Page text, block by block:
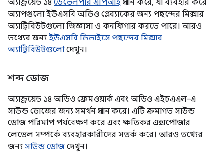
অ্যান্ড্রয়েড ১৪ ডেভেলপার এপিআই প্রদান করে, যা ব্যবহার করে
অ্যাপগুলো ইউএসবি অডিও প্লেব্যাকের জন্য পছন্দের মিক্সার
অ্যাট্রিবিউটগুলো জিজ্ঞাসা ও কনফিগার করতে পারে। আরও
তথ্যের জন্য ইউএসবি ডিভাইসে পছন্দের মিক্সার
অ্যাট্রিবিউটগুলোদেখুন।
শব্দ ডোজ
অ্যান্ড্রয়েড ১৪ অডিও ফ্রেমওয়ার্ক এবং অডিও এইচএএল-এ
সাউন্ড ডোজের জন্য সমর্থন প্রদান করে। এটি ক্রমাগত সাউন্ড
ডোজ পরিমাপ পর্যবেক্ষণ করে এবং ক্ষতিকর এক্সপোজার
লেভেল সম্পর্কে ব্যবহারকারীদের সতর্ক করে। আরও তথ্যের
জন্য সাউন্ড ডোজ দেখুন।